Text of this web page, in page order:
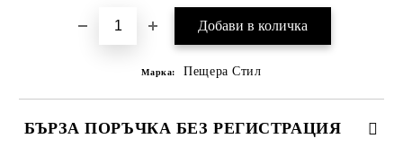
Марка: Пещера Стил
БЪРЗА ПОРЪЧКА БЕЗ РЕГИСТРАЦИЯ